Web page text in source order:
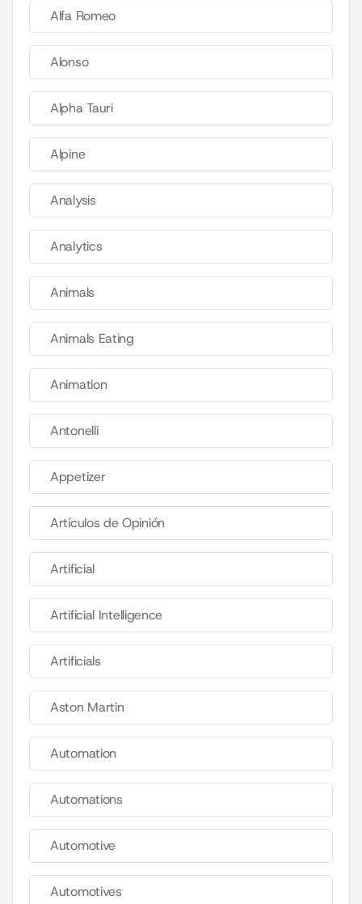
Alfa Romeo
Alonso
Alpha Tauri
Alpine
Analysis
Analytics
Animals
Animals Eating
Animation
Antonelli
Appetizer
Artículos de Opinión
Artificial
Artificial Intelligence
Artificials
Aston Martin
Automation
Automations
Automotive
Automotives